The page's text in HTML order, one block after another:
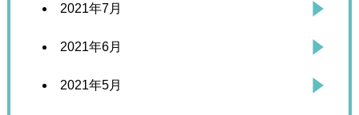
2021年7月
2021年6月
2021年5月